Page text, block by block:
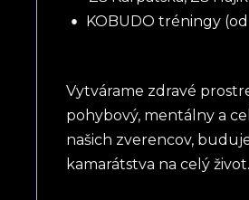
KOBUDO tréningy (od
Vytvárame zdravé
pohybový, mentálny a
našich zverencov,
kamarátstva na celý